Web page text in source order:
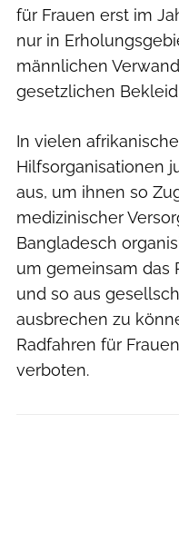
für Frauen erst im
nur in
männlichen
gesetzlichen
In vielen
Hilfsorganisationen
aus, um ihnen so
medizinischer
Bangladesch
um gemeinsam das
und so aus
ausbrechen zu
Radfahren für
verboten.